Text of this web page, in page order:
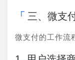
三、微支
微支付的工作流